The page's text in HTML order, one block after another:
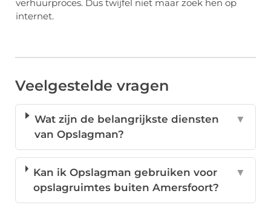
verhuurproces. Dus twijfel niet maar zoek hen op
internet.
Veelgestelde vragen
Wat zijn de belangrijkste diensten
van Opslagman?
▼
Kan ik Opslagman gebruiken voor
opslagruimtes buiten Amersfoort?
▼